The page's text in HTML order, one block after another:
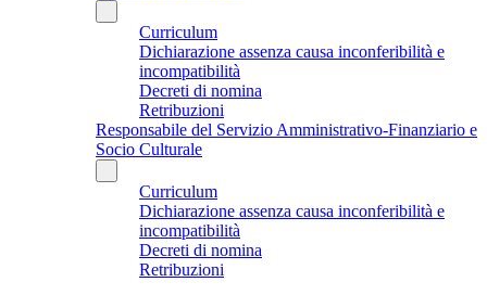
Curriculum
Dichiarazione assenza causa inconferibilità e
incompatibilità
Decreti di nomina
Retribuzioni
Responsabile del Servizio Amministrativo-Finanziario e
Socio Culturale
Curriculum
Dichiarazione assenza causa inconferibilità e
incompatibilità
Decreti di nomina
Retribuzioni